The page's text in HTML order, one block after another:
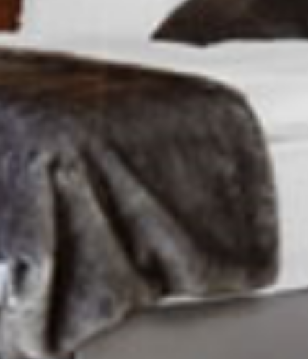
REALIZACJE
AKTUALNOŚCI
BLOG
KONTAKT